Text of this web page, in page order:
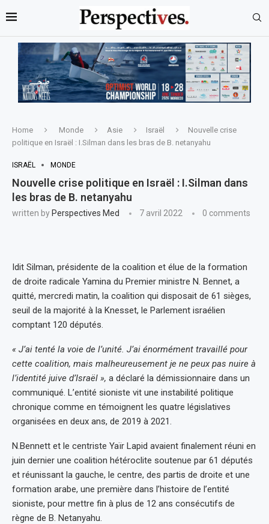
Home Monde Asie Israël
Nouvelle crise
politique en Israël : I.Silman dans les bras de B. netanyahu
ISRAËL MONDE
Nouvelle crise politique en Israël : I.Silman dans
les bras de B. netanyahu
written by Perspectives Med 7 avril 2022 0 comments
Idit Silman, présidente de la coalition et élue de la formation
de droite radicale Yamina du Premier ministre N. Bennet, a
quitté, mercredi matin, la coalition qui disposait de 61 sièges,
seuil de la majorité à la Knesset, le Parlement israélien
comptant 120 députés.
« J’ai tenté la voie de l’unité. J’ai énormément travaillé pour
cette coalition, mais malheureusement je ne peux pas nuire à
l’identité juive d’Israël », a déclaré la démissionnaire dans un
communiqué. L’entité sioniste vit une instabilité politique
chronique comme en témoignent les quatre législatives
organisées en deux ans, de 2019 à 2021.
N.Bennett et le centriste Yaïr Lapid avaient finalement réuni en
juin dernier une coalition hétéroclite soutenue par 61 députés
et réunissant la gauche, le centre, des partis de droite et une
formation arabe, une première dans l’histoire de l’entité
sioniste, pour mettre fin à plus de 12 ans consécutifs de
règne de B. Netanyahu.